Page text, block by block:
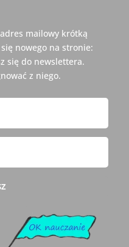
mailowy krótką
nowego na stronie:
się do newslettera.
z niego.